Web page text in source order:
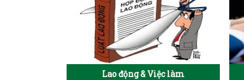
Lao động & Việc làm